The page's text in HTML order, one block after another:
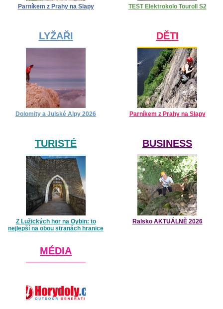
Parníkem z Prahy na Slapy TEST Elektrokolo Touroll S2
LYŽAŘI
Dolomity a Julské Alpy 2026
DĚTI
Parníkem z Prahy na Slapy
TURISTÉ
Z Lužických hor na Oybin: to
nejlepší na obou stranách hranice
BUSINESS
Ralsko AKTUÁLNĚ 2026
MÉDIA